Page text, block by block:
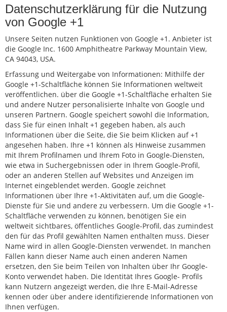
Datenschutzerklärung für die Nutzung
von Google +1
Unsere Seiten nutzen Funktionen von Google +1. Anbieter ist
die Google Inc. 1600 Amphitheatre Parkway Mountain View,
CA 94043, USA.
Erfassung und Weitergabe von Informationen: Mithilfe der
Google +1-Schaltfläche können Sie Informationen weltweit
veröffentlichen. über die Google +1-Schaltfläche erhalten Sie
und andere Nutzer personalisierte Inhalte von Google und
unseren Partnern. Google speichert sowohl die Information,
dass Sie für einen Inhalt +1 gegeben haben, als auch
Informationen über die Seite, die Sie beim Klicken auf +1
angesehen haben. Ihre +1 können als Hinweise zusammen
mit Ihrem Profilnamen und Ihrem Foto in Google-Diensten,
wie etwa in Suchergebnissen oder in Ihrem Google-Profil,
oder an anderen Stellen auf Websites und Anzeigen im
Internet eingeblendet werden. Google zeichnet
Informationen über Ihre +1-Aktivitäten auf, um die Google-
Dienste für Sie und andere zu verbessern. Um die Google +1-
Schaltfläche verwenden zu können, benötigen Sie ein
weltweit sichtbares, öffentliches Google-Profil, das zumindest
den für das Profil gewählten Namen enthalten muss. Dieser
Name wird in allen Google-Diensten verwendet. In manchen
Fällen kann dieser Name auch einen anderen Namen
ersetzen, den Sie beim Teilen von Inhalten über Ihr Google-
Konto verwendet haben. Die Identität Ihres Google- Profils
kann Nutzern angezeigt werden, die Ihre E-Mail-Adresse
kennen oder über andere identifizierende Informationen von
Ihnen verfügen.